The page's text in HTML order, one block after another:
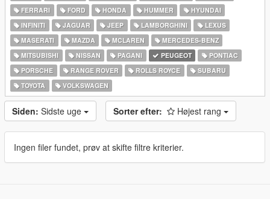
FERRARI
FORD HONDA HUMMER
HYUNDAI
INFINITI
JAGUAR JEEP LAMBORGHINI
LEXUS
MASERATI
MAZDA MCLAREN
MERCEDES-BENZ
MITSUBISHI
NISSAN PAGANI PEUGEOT
PONTIAC
PORSCHE
RANGE ROVER ROLLS ROYCE
SUBARU
TOYOTA
VOLKSWAGEN
Siden: Sidste uge Sorter efter: Højest rang
Ingen filer fundet, prøv at skifte filtre kriterier.